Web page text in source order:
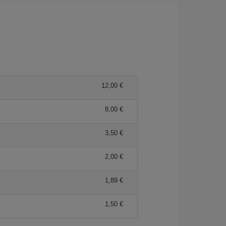
12,00 €
8,00 €
3,50 €
2,00 €
1,89 €
1,50 €